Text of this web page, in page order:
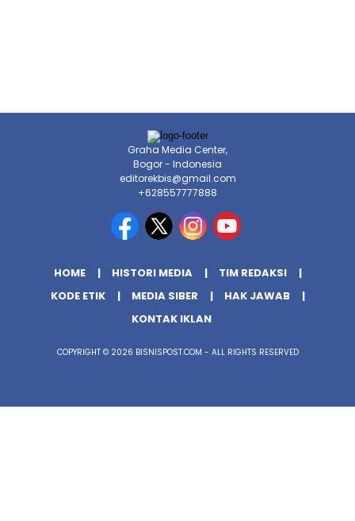
Graha Media Center,
Bogor - Indonesia
editorekbis@gmail.com
+628557777888
HOME HISTORI MEDIA
TIM REDAKSI
KODE ETIK
MEDIA SIBER
HAK JAWAB
KONTAK IKLAN
COPYRIGHT © 2026 BISNISPOST.COM - ALL RIGHTS RESERVED